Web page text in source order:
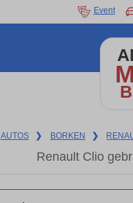
Event
AUTOS ❯ BORKEN ❯
Renault Clio